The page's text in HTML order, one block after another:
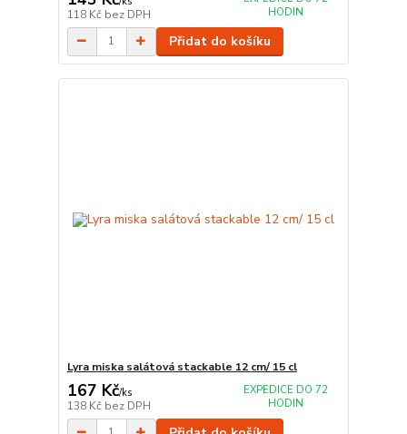
118 Kč bez DPH
HODIN
Přidat do košíku
Lyra miska salátová stackable 12 cm/ 15 cl
167 Kč/ks
138 Kč bez DPH
EXPEDICE DO 72
HODIN